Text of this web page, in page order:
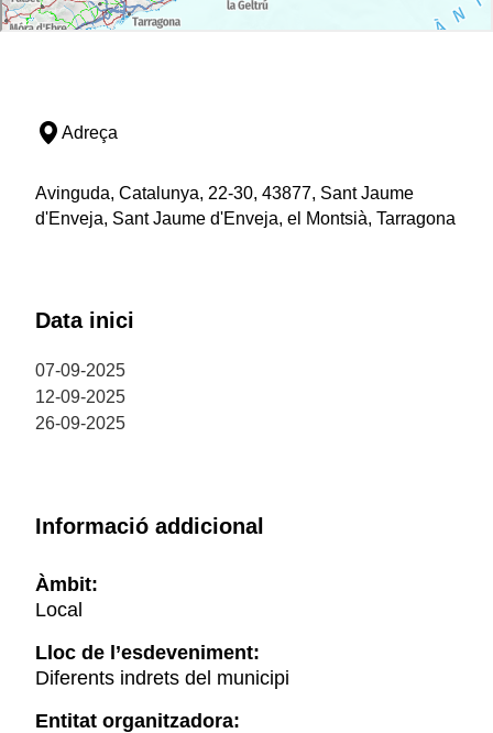
Adreça
Avinguda, Catalunya, 22-30, 43877, Sant Jaume
d'Enveja, Sant Jaume d'Enveja, el Montsià, Tarragona
Data inici
07-09-2025
12-09-2025
26-09-2025
Informació addicional
Àmbit:
Local
Lloc de l’esdeveniment:
Diferents indrets del municipi
Entitat organitzadora: